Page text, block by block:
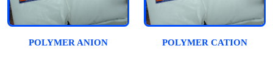
POLYMER ANION POLYMER CATION